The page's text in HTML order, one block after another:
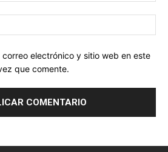
correo electrónico y sitio web en este
que comente.